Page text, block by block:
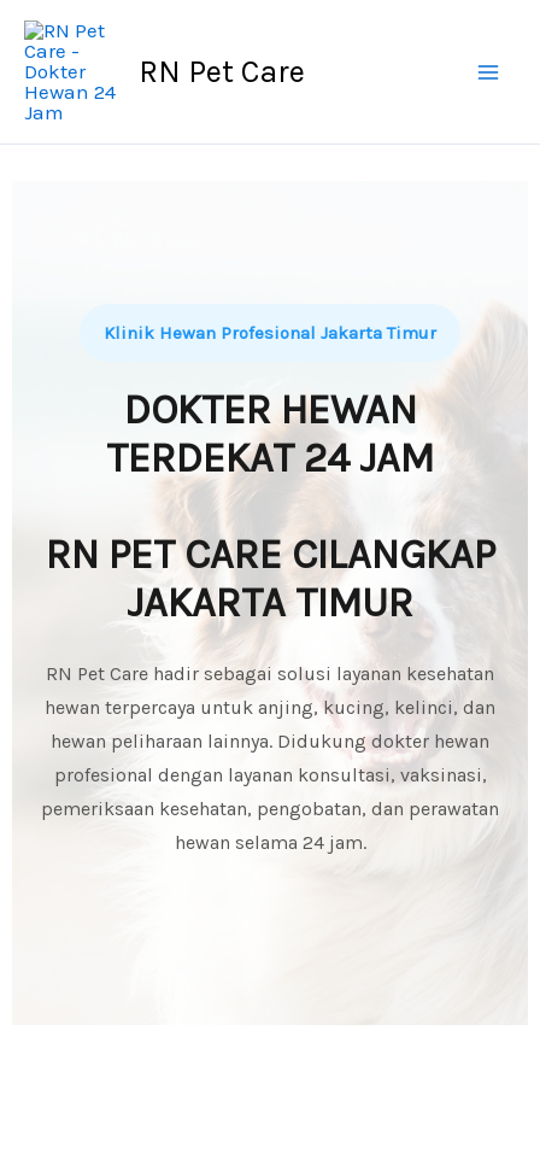
Skip
content
RN Pet Care
Klinik Hewan Profesional Jakarta Timur
DOKTER HEWAN
TERDEKAT 24 JAM
RN PET CARE CILANGKAP
JAKARTA TIMUR
RN Pet Care hadir sebagai solusi layanan kesehatan
hewan terpercaya untuk anjing, kucing, kelinci, dan
hewan peliharaan lainnya. Didukung dokter hewan
profesional dengan layanan konsultasi, vaksinasi,
pemeriksaan kesehatan, pengobatan, dan perawatan
hewan selama 24 jam.